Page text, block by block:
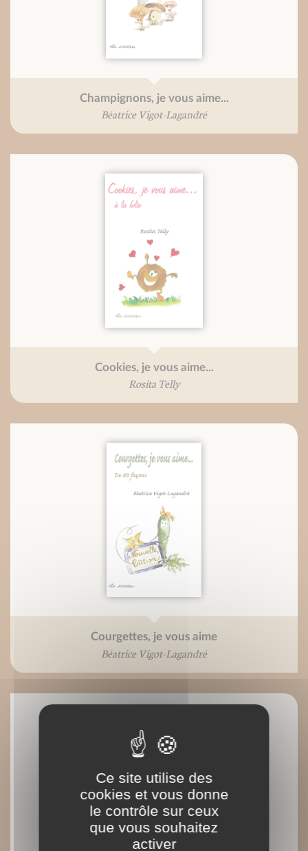
Champignons, je vous aime...
Béatrice Vigot-Lagandré
Cookies, je vous aime...
Rosita Telly
Courgettes, je vous aime
Béatrice Vigot-Lagandré
Ce site utilise des
cookies et vous donne
le contrôle sur ceux
que vous souhaitez
activer